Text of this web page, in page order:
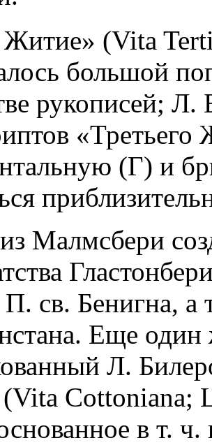
Житие» (Vita
большой
рукописей; Л.
(Γ) и
Малмсбери
св. Бенигна, а
Еще
Л.
Cottoniana;
в т.